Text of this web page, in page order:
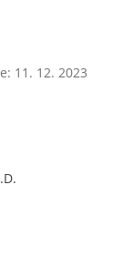
11. 12. 2023